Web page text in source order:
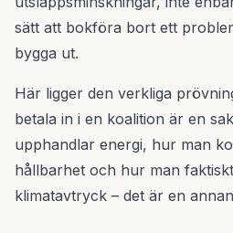
sätt att bokföra bort ett
bygga ut.
Här ligger den verkliga
betala in i en koalition är en
upphandlar energi, hur man
hållbarhet och hur man
klimatavtryck – det är en